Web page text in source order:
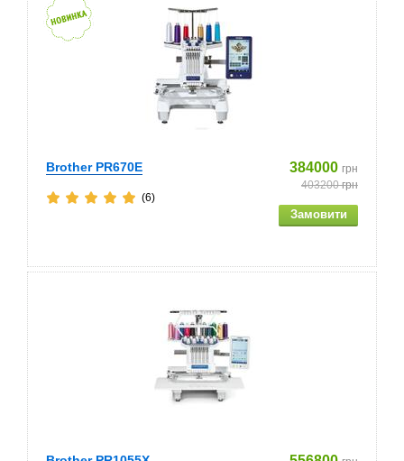
Brother PR670E 384000 грн
403200грн
(6)